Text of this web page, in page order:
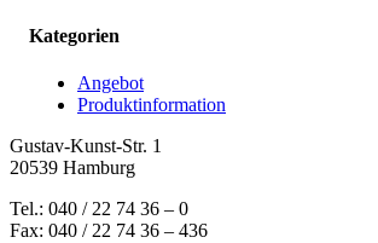
Kategorien
Angebot
Produktinformation
Gustav-Kunst-Str. 1
20539 Hamburg
Tel.: 040 / 22 74 36 – 0
Fax: 040 / 22 74 36 – 436